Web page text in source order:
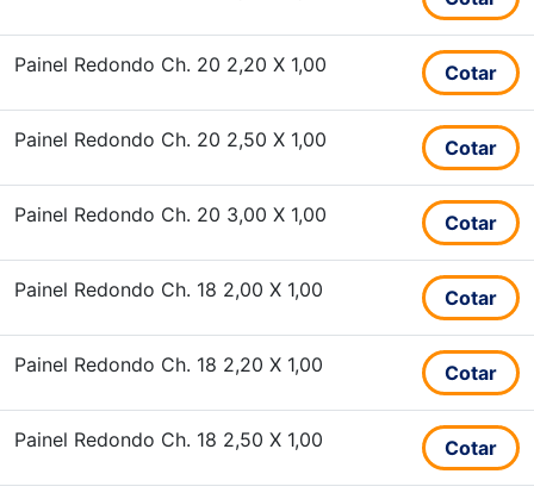
Painel Redondo Ch. 20 2,20 X 1,00 Cotar
Painel Redondo Ch. 20 2,50 X 1,00 Cotar
Painel Redondo Ch. 20 3,00 X 1,00 Cotar
Painel Redondo Ch. 18 2,00 X 1,00 Cotar
Painel Redondo Ch. 18 2,20 X 1,00 Cotar
Painel Redondo Ch. 18 2,50 X 1,00 Cotar